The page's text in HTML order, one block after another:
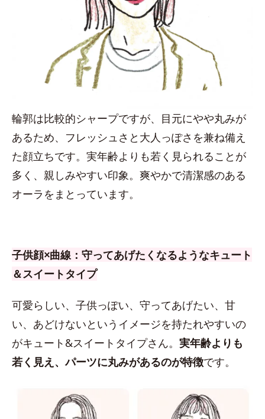
輪郭は比較的シャープですが、目元にやや丸みが
あるため、フレッシュさと大人っぽさを兼ね備え
た顔立ちです。実年齢よりも若く見られることが
多く、親しみやすい印象。爽やかで清潔感のある
オーラをまとっています。
子供顔×曲線：守ってあげたくなるようなキュート
＆スイートタイプ
可愛らしい、子供っぽい、守ってあげたい、甘
い、あどけないというイメージを持たれやすいの
がキュート&スイートタイプさん。 実年齢よりも
若く見え、パーツに丸みがあるのが特徴です。